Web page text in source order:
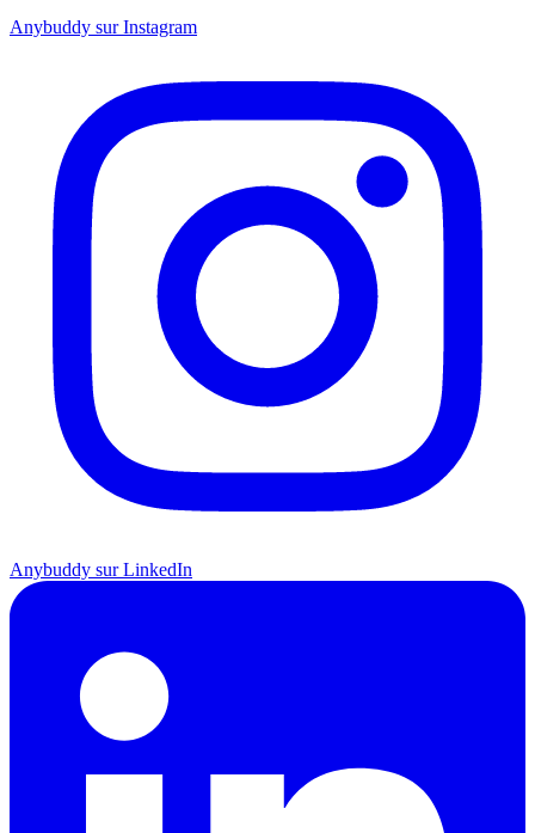
Anybuddy sur Instagram
Anybuddy sur LinkedIn